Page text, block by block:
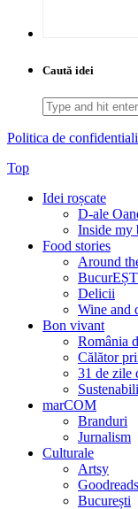
Caută idei
Search
for:
Politica de
Top
Idei roșcate
D-ale
Inside my
Food stories
Around
Delicii
Wine and
Bon vivant
România
Călător
31 de zile
marCOM
Branduri
Jurnalism
Culturale
Artsy
Goodreads
București